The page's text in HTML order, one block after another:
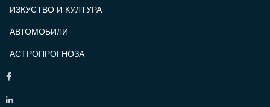
ИЗКУСТВО И КУЛТУРА
АВТОМОБИЛИ
АСТРОПРОГНОЗА